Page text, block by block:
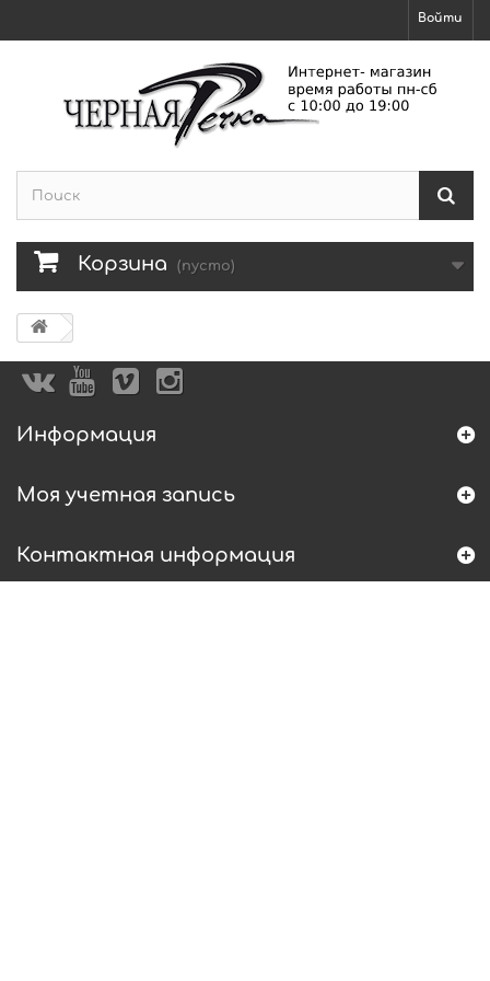
Войти
Корзина (пусто)
Информация
Моя учетная запись
Контактная информация